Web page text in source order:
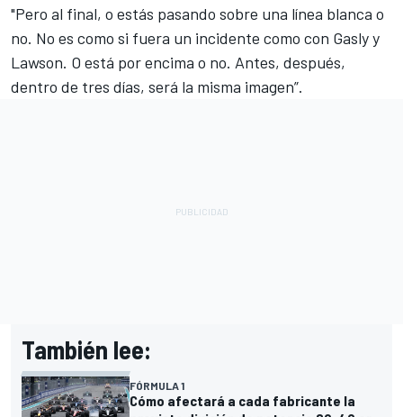
"Pero al final, o estás pasando sobre una línea blanca o
no. No es como si fuera un incidente como con Gasly y
Lawson. O está por encima o no. Antes, después,
dentro de tres días, será la misma imagen”.
También lee:
FÓRMULA 1
Cómo afectará a cada fabricante la